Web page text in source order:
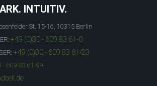
INTUITIV.
St. 15-16, 10315 Berlin
+49 (0)30 - 609 83 61-0
+49 (0)30 - 609 83 61-23
- 609 83 61-99